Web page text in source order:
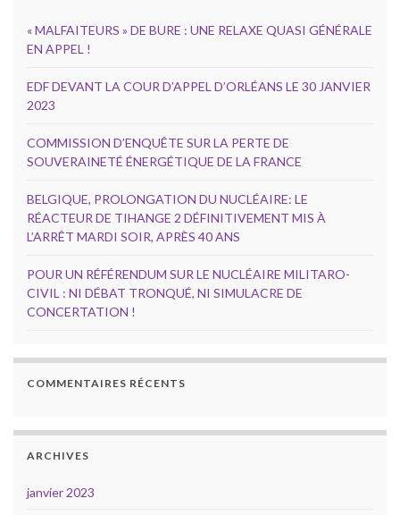
« MALFAITEURS » DE BURE : UNE RELAXE QUASI GÉNÉRALE
EN APPEL !
EDF DEVANT LA COUR D’APPEL D’ORLÉANS LE 30 JANVIER
2023
COMMISSION D’ENQUÊTE SUR LA PERTE DE
SOUVERAINETÉ ÉNERGÉTIQUE DE LA FRANCE
BELGIQUE, PROLONGATION DU NUCLÉAIRE: LE
RÉACTEUR DE TIHANGE 2 DÉFINITIVEMENT MIS À
L’ARRÊT MARDI SOIR, APRÈS 40 ANS
POUR UN RÉFÉRENDUM SUR LE NUCLÉAIRE MILITARO-
CIVIL : NI DÉBAT TRONQUÉ, NI SIMULACRE DE
CONCERTATION !
COMMENTAIRES RÉCENTS
ARCHIVES
janvier 2023